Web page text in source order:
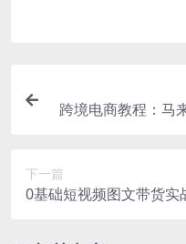
跨境电商教程：马
下一篇
0基础短视频图文带货实